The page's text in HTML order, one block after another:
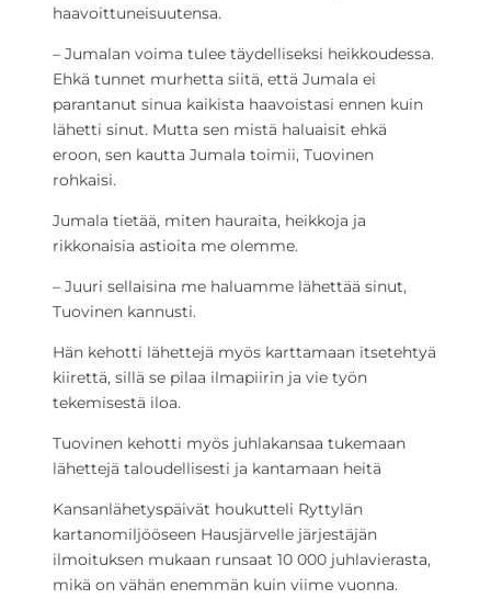
haavoittuneisuutensa.
– Jumalan voima tulee täydelliseksi heikkoudessa.
Ehkä tunnet murhetta siitä, että Jumala ei
parantanut sinua kaikista haavoistasi ennen kuin
lähetti sinut. Mutta sen mistä haluaisit ehkä
eroon, sen kautta Jumala toimii, Tuovinen
rohkaisi.
Jumala tietää, miten hauraita, heikkoja ja
rikkonaisia astioita me olemme.
– Juuri sellaisina me haluamme lähettää sinut,
Tuovinen kannusti.
Hän kehotti lähettejä myös karttamaan itsetehtyä
kiirettä, sillä se pilaa ilmapiirin ja vie työn
tekemisestä iloa.
Tuovinen kehotti myös juhlakansaa tukemaan
lähettejä taloudellisesti ja kantamaan heitä
Kansanlähetyspäivät houkutteli Ryttylän
kartanomiljööseen Hausjärvelle järjestäjän
ilmoituksen mukaan runsaat 10 000 juhlavierasta,
mikä on vähän enemmän kuin viime vuonna.